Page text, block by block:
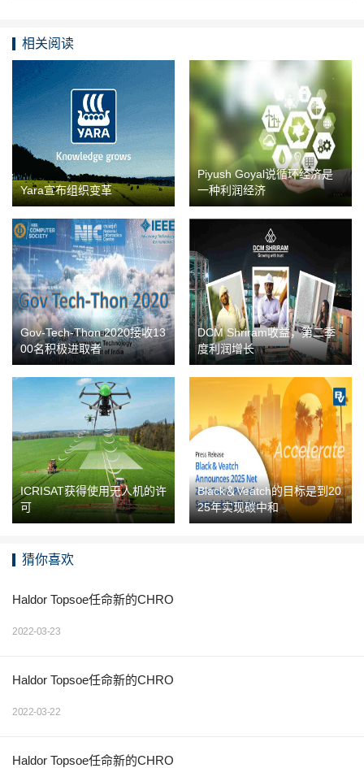
相关阅读
Yara宣布组织变革
Piyush Goyal说循环经济是
一种利润经济
Gov-Tech-Thon 2020接收13
00名积极进取者
DCM Shriram收益，第二季
度利润增长
ICRISAT获得使用无人机的许
可
Black＆Veatch的目标是到20
25年实现碳中和
猜你喜欢
Haldor Topsoe任命新的CHRO
2022-03-23
Haldor Topsoe任命新的CHRO
2022-03-22
Haldor Topsoe任命新的CHRO